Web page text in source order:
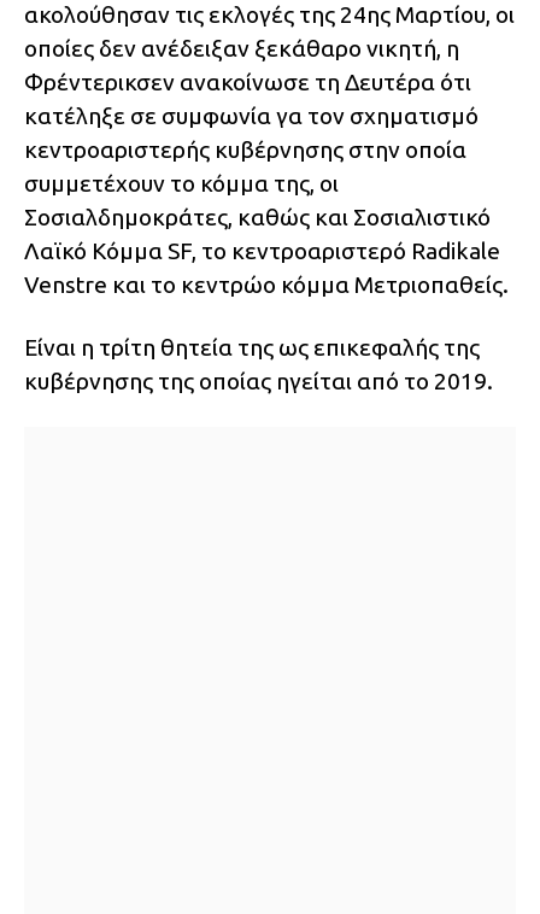
ακολούθησαν τις εκλογές της 24ης Μαρτίου, οι
οποίες δεν ανέδειξαν ξεκάθαρο νικητή, η
Φρέντερικσεν ανακοίνωσε τη Δευτέρα ότι
κατέληξε σε συμφωνία γα τον σχηματισμό
κεντροαριστερής κυβέρνησης στην οποία
συμμετέχουν το κόμμα της, οι
Σοσιαλδημοκράτες, καθώς και Σοσιαλιστικό
Λαϊκό Κόμμα SF, το κεντροαριστερό Radikale
Venstre και το κεντρώο κόμμα Μετριοπαθείς.
Είναι η τρίτη θητεία της ως επικεφαλής της
κυβέρνησης της οποίας ηγείται από το 2019.